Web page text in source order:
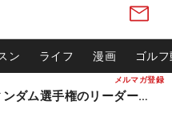
メルマガ登録
ン ライフ 漫画 ゴル
松山英樹ら出場 ウィンダム選手権のリーダーボード